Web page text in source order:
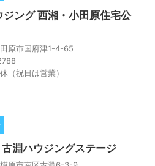
ング 西湘・小田原住宅公
原市国府津1-4-65
（祝日は営業）
淵ハウジングステージ